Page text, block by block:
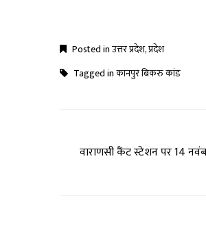
Posted inउत्तर प्रदेश,प्रदेश
Tagged inकानपुर बिकरु कांड
वाराणसी कैंट स्टेशन पर 14